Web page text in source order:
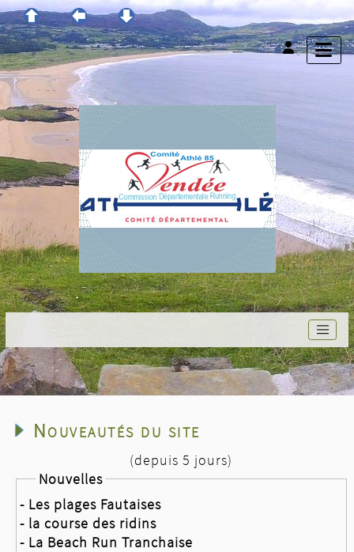
Nouveautés du site
(depuis 5 jours)
Nouvelles
- Les plages Fautaises
- la course des ridins
- La Beach Run Tranchaise